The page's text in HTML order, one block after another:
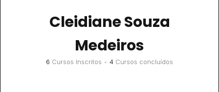
Cleidiane Souza
Medeiros
6 Cursos Inscritos • 4 Cursos concluídos